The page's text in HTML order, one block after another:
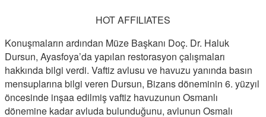
HOT AFFILIATES
Konuşmaların ardından Müze Başkanı Doç. Dr. Haluk
Dursun, Ayasfoya’da yapılan restorasyon çalışmaları
hakkında bilgi verdi. Vaftiz avlusu ve havuzu yanında basın
mensuplarına bilgi veren Dursun, Bizans döneminin 6. yüzyıl
öncesinde inşaa edilmiş vaftiz havuzunun Osmanlı
dönemine kadar avluda bulunduğunu, avlunun Osmalı